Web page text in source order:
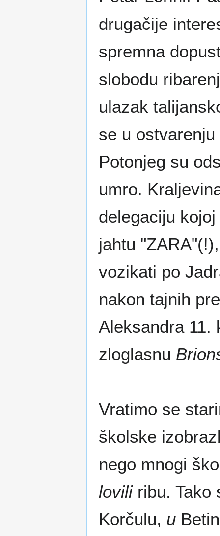
drugačije
spremna
slobodu
ulazak
se u
Potonjeg su
umro.
delegaciju
jahtu
vozikati po
nakon tajnih
Aleksandra 11.
zloglasnu
Vratimo se
školske
nego mnogi
loviliribu. Tako
Korčulu, u